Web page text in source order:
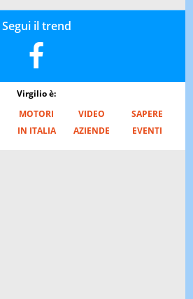
Segui il trend
Virgilio è:
MOTORI VIDEO
SAPERE
IN ITALIA AZIENDE EVENTI